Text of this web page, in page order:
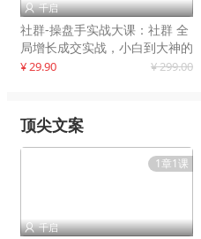
 千启
社群-操盘手实战大课：社群 全
局增长成交实战，小白到大神的
进阶之路
¥ 29.90 ¥ 299.00
顶尖文案
1章1课
 千启